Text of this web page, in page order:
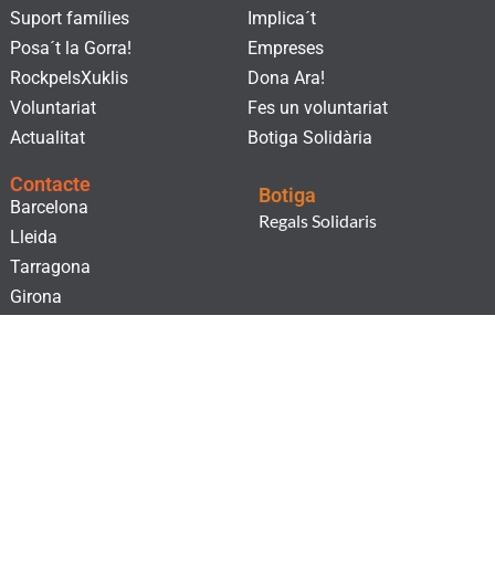
Suport famílies
Posa´t la Gorra!
RockpelsXuklis
Voluntariat
Actualitat
Implica´t
Empreses
Dona Ara!
Fes un voluntariat
Botiga Solidària
Contacte
Barcelona
Lleida
Tarragona
Girona
Botiga
Regals Solidaris